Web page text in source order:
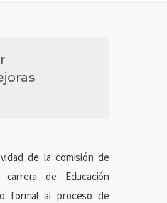
de la comisión de
de Educación
formal al proceso de